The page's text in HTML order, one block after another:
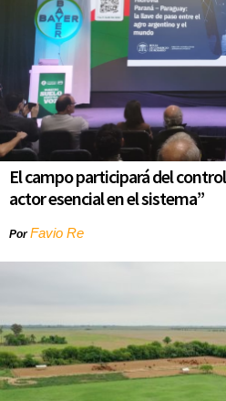
El campo participará del
actor esencial en el sistema”
PorFavio Re